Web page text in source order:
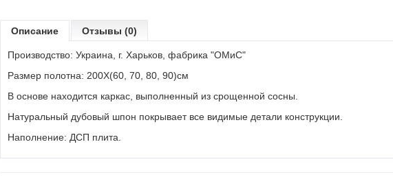
Описание Отзывы (0)
Производство: Украина, г. Харьков, фабрика "ОМиС"
Размер полотна: 200Х(60, 70, 80, 90)см
В основе находится каркас, выполненный из срощенной сосны.
Натуральный дубовый шпон покрывает все видимые детали конструкции.
Наполнение: ДСП плита.